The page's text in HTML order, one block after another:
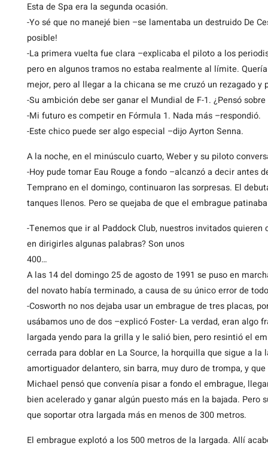
Esta de Spa era la segunda ocasión.
-Yo sé que no manejé bien –se lamentaba un destruido De
posible!
-La primera vuelta fue clara –explicaba el piloto a los
pero en algunos tramos no estaba realmente al límite.
mejor, pero al llegar a la chicana se me cruzó un rezagado y
-Su ambición debe ser ganar el Mundial de F-1. ¿Pensó
-Mi futuro es competir en Fórmula 1. Nada más –respondió.
-Este chico puede ser algo especial –dijo Ayrton Senna.
A la noche, en el minúsculo cuarto, Weber y su piloto
-Hoy pude tomar Eau Rouge a fondo –alcanzó a decir antes
Temprano en el domingo, continuaron las sorpresas. El
tanques llenos. Pero se quejaba de que el embrague
-Tenemos que ir al Paddock Club, nuestros invitados
en dirigirles algunas palabras? Son unos
400… -No
A las 14 del domingo 25 de agosto de 1991 se puso en
del novato había terminado, a causa de su único error de
-Cosworth no nos dejaba usar un embrague de tres placas,
usábamos uno de dos –explicó Foster- La verdad, eran
largada yendo para la grilla y le salió bien, pero resintió el
cerrada para doblar en La Source, la horquilla que sigue a la
amortiguador delantero, sin barra, muy duro de trompa, y
Michael pensó que convenía pisar a fondo el embrague,
bien acelerado y ganar algún puesto más en la bajada.
que soportar otra largada más en menos de 300 metros.
El embrague explotó a los 500 metros de la largada. Allí